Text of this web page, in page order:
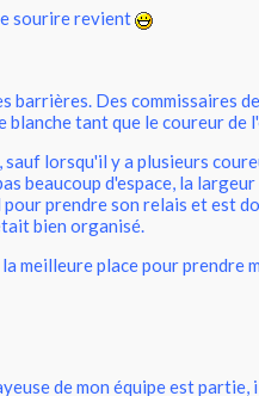
sourire revient
Des commissaires
tant que le coureur de
sauf lorsqu'il y a plusieurs
beaucoup d'espace, la
prendre son relais et est
bien organisé.
meilleure place pour prendre
de mon équipe est